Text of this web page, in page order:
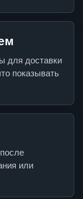
для доставки
показывать
или